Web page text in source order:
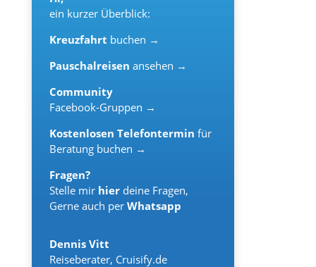
ein kurzer Überblick:
Kreuzfahrt buchen →
Pauschalreisen ansehen →
Community
Facebook-Gruppen →
Kostenlosen Telefontermin für
Beratung buchen →
Fragen?
Stelle mir hier deine Fragen,
Gerne auch per Whatsapp
Dennis Vitt
Reiseberater, Cruisify.de